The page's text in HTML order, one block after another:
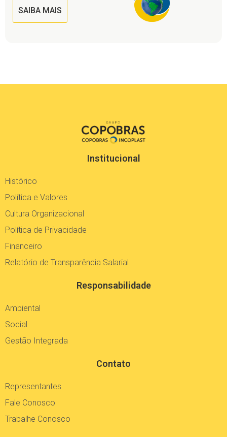
SAIBA MAIS
Institucional
Histórico
Política e Valores
Cultura Organizacional
Política de Privacidade
Financeiro
Relatório de Transparência Salarial
Responsabilidade
Ambiental
Social
Gestão Integrada
Contato
Representantes
Fale Conosco
Trabalhe Conosco